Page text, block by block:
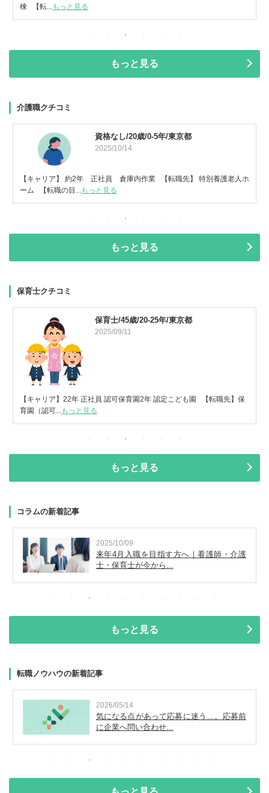
棟 【転...もっと見る
もっと見る
介護職クチコミ
資格なし/20歳/0-5年/東京都
2025/10/14
【キャリア】 約2年 正社員 倉庫内作業 【転職先】 特別養護老人ホ
ーム 【転職の目...
もっと見る
もっと見る
保育士クチコミ
保育士/45歳/20-25年/東京都
2025/09/11
【キャリア】22年 正社員 認可保育園2年 認定こども園 【転職先】保
育園（認可...もっと見る
もっと見る
コラムの新着記事
2025/10/09
来年4月入職を目指す方へ｜看護師・介護
士・保育士が今から...
もっと見る
転職ノウハウの新着記事
2026/05/14
気になる点があって応募に迷う…。応募前
に企業へ問い合わせ...